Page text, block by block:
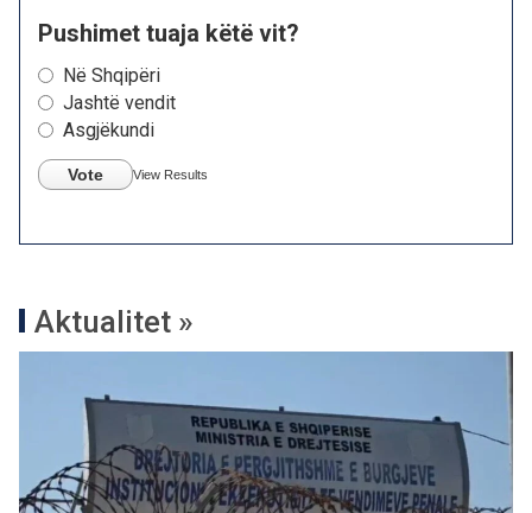
Pushimet tuaja këtë vit?
Në Shqipëri
Jashtë vendit
Asgjëkundi
Vote View Results
Aktualitet »